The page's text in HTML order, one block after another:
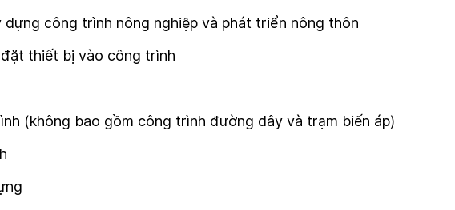
công trình nông nghiệp và phát triển nông thôn
thiết bị vào công trình
(không bao gồm công trình đường dây và trạm biến áp)